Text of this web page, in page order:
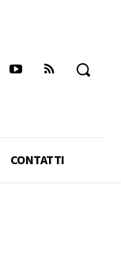
CONTATTI